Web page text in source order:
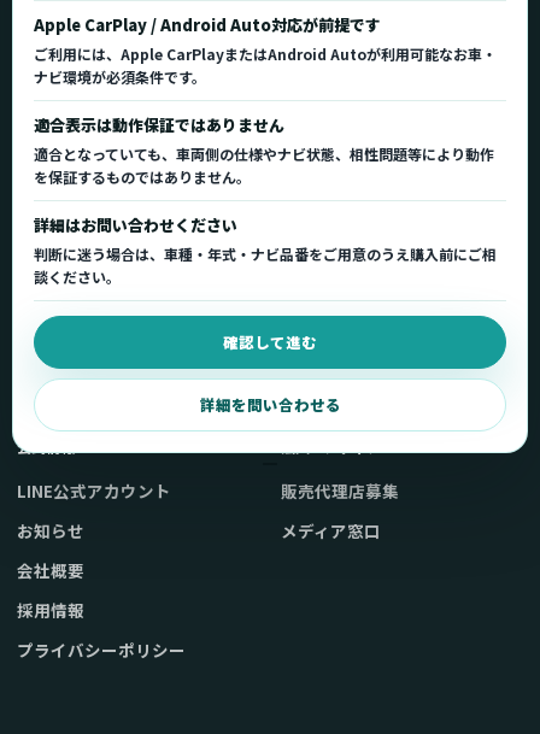
Apple CarPlay / Android Auto対応が前提です
ご利用には、Apple CarPlayまたはAndroid Autoが利用可能なお車・
ナビ環境が必須条件です。
適合表示は動作保証ではありません
適合となっていても、車両側の仕様やナビ状態、相性問題等により動作
を保証するものではありません。
詳細はお問い合わせください
判断に迷う場合は、車種・年式・ナビ品番をご用意のうえ購入前にご相
談ください。
確認して進む
詳細を問い合わせる
Ottocast（オットキャスト）の製品情報、車種適
合、サポート情報を日本国内向けに整理してご案内し
ます。
正規販売代理店 車種適合情報 国内サポート窓口
製品を探す
製品一覧
車種適合を確認
用途から製品を選ぶ
取扱店舗・購入先
弊社販売ストアへ
使い方ガイド
Q&A・症状別サポート
起動不良復旧サービス
公式情報
LINE公式アカウント
お知らせ
会社概要
採用情報
プライバシーポリシー
販売代理店募集
メディア窓口